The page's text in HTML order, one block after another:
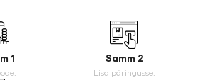
1 Samm 2
Lisa päringusse.